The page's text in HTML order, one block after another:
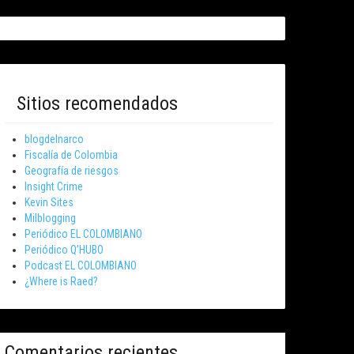
Sitios recomendados
blogdelnarco
Fiscalía de Colombia
Geografía de riesgos
Insight Crime
Kevin Sites
Milblogging
Periódico EL COLOMBIANO
Periódico Q’HUBO
Podcast EL COLOMBIANO
¿Where is Raed?